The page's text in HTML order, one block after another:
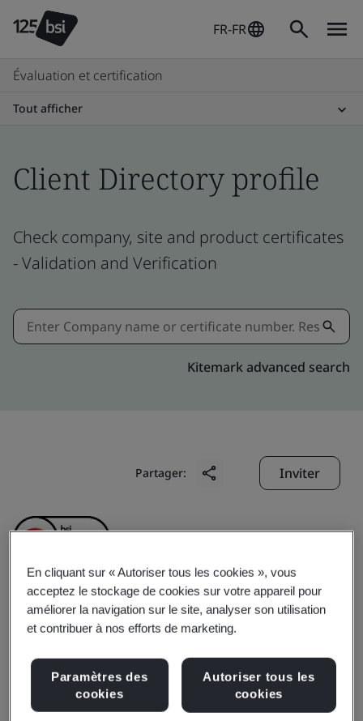
FR-FR
Évaluation et certification
Tout afficher
Client Directory profile
Check company, site and product certificates
- Validation and Verification
Kitemark advanced search
Partager: Inviter
Tianqi Lithium (Jiangsu)
Co., Ltd.
Business scope:The production of Lithium carbonate
En cliquant sur « Autoriser tous les cookies », vous
acceptez le stockage de cookies sur votre appareil pour
améliorer la navigation sur le site, analyser son utilisation
et contribuer à nos efforts de marketing.
Paramètres des
cookies
Autoriser tous les
cookies